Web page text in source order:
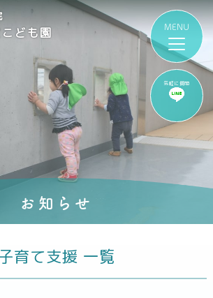
気軽に質問
ども園
お知らせ
育て支援 一覧